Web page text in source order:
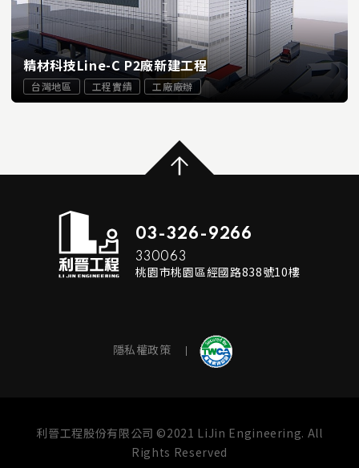
精材科技Line-C P2廠新建工程
台灣地區 工程實績 工廠廠辦
03-326-9266
330063
桃園市桃園區經國路838號10樓
隱私權政策
利晉工程股份有限公司 ©2021 LiJin Engineering. All
Rights Reserved